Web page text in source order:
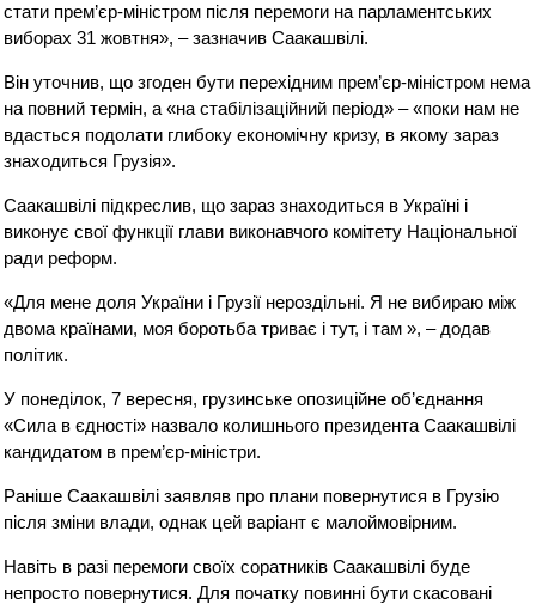
стати прем’єр-міністром після перемоги на парламентських
виборах 31 жовтня», – зазначив Саакашвілі.
Він уточнив, що згоден бути перехідним прем’єр-міністром нема
на повний термін, а «на стабілізаційний період» – «поки нам не
вдасться подолати глибоку економічну кризу, в якому зараз
знаходиться Грузія».
Саакашвілі підкреслив, що зараз знаходиться в Україні і
виконує свої функції глави виконавчого комітету Національної
ради реформ.
«Для мене доля України і Грузії нероздільні. Я не вибираю між
двома країнами, моя боротьба триває і тут, і там », – додав
політик.
У понеділок, 7 вересня, грузинське опозиційне об’єднання
«Сила в єдності» назвало колишнього президента Саакашвілі
кандидатом в прем’єр-міністри.
Раніше Саакашвілі заявляв про плани повернутися в Грузію
після зміни влади, однак цей варіант є малоймовірним.
Навіть в разі перемоги своїх соратників Саакашвілі буде
непросто повернутися. Для початку повинні бути скасовані